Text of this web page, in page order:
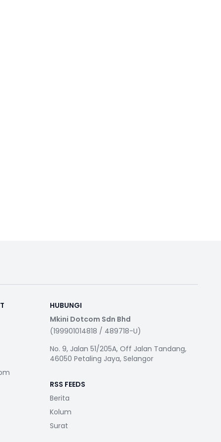
HUBUNGI
Mkini Dotcom Sdn Bhd
(199901014818 / 489718-U)
No. 9, Jalan 51/205A, Off Jalan Tandang,
46050 Petaling Jaya, Selangor
RSS FEEDS
Berita
Kolum
Surat